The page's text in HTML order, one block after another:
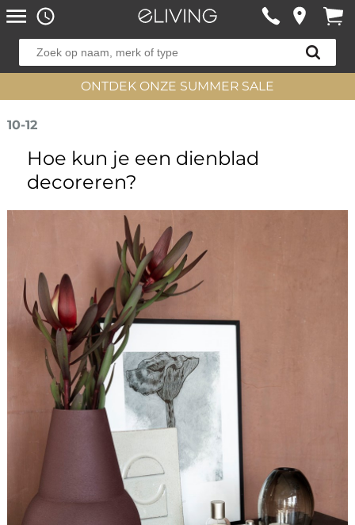
ONTDEK ONZE SUMMER SALE
10-12
Hoe kun je een dienblad
decoreren?